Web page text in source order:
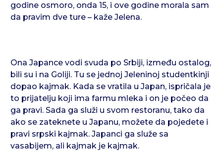
godine osmoro, onda 15, i ove godine morala sam
da pravim dve ture – kaže Jelena.
Ona Japance vodi svuda po Srbiji, između ostalog,
bili su i na Goliji. Tu se jednoj Jeleninoj studentkinji
dopao kajmak. Kada se vratila u Japan, ispričala je
to prijatelju koji ima farmu mleka i on je počeo da
ga pravi. Sada ga služi u svom restoranu, tako da
ako se zateknete u Japanu, možete da pojedete i
pravi srpski kajmak. Japanci ga služe sa
vasabijem, ali kajmak je kajmak.